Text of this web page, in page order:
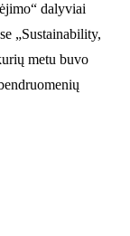
dalyviai
„Sustainability,
metu buvo